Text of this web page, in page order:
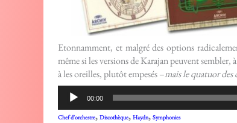
Etonnamment, et malgré des options
même si les versions de Karajan peuvent
à les oreilles, plutôt empesés –mais le quatuor des
Lecteur
audio
00:00
Chef d'orchestre, Discothèque, Haydn, Symphonies